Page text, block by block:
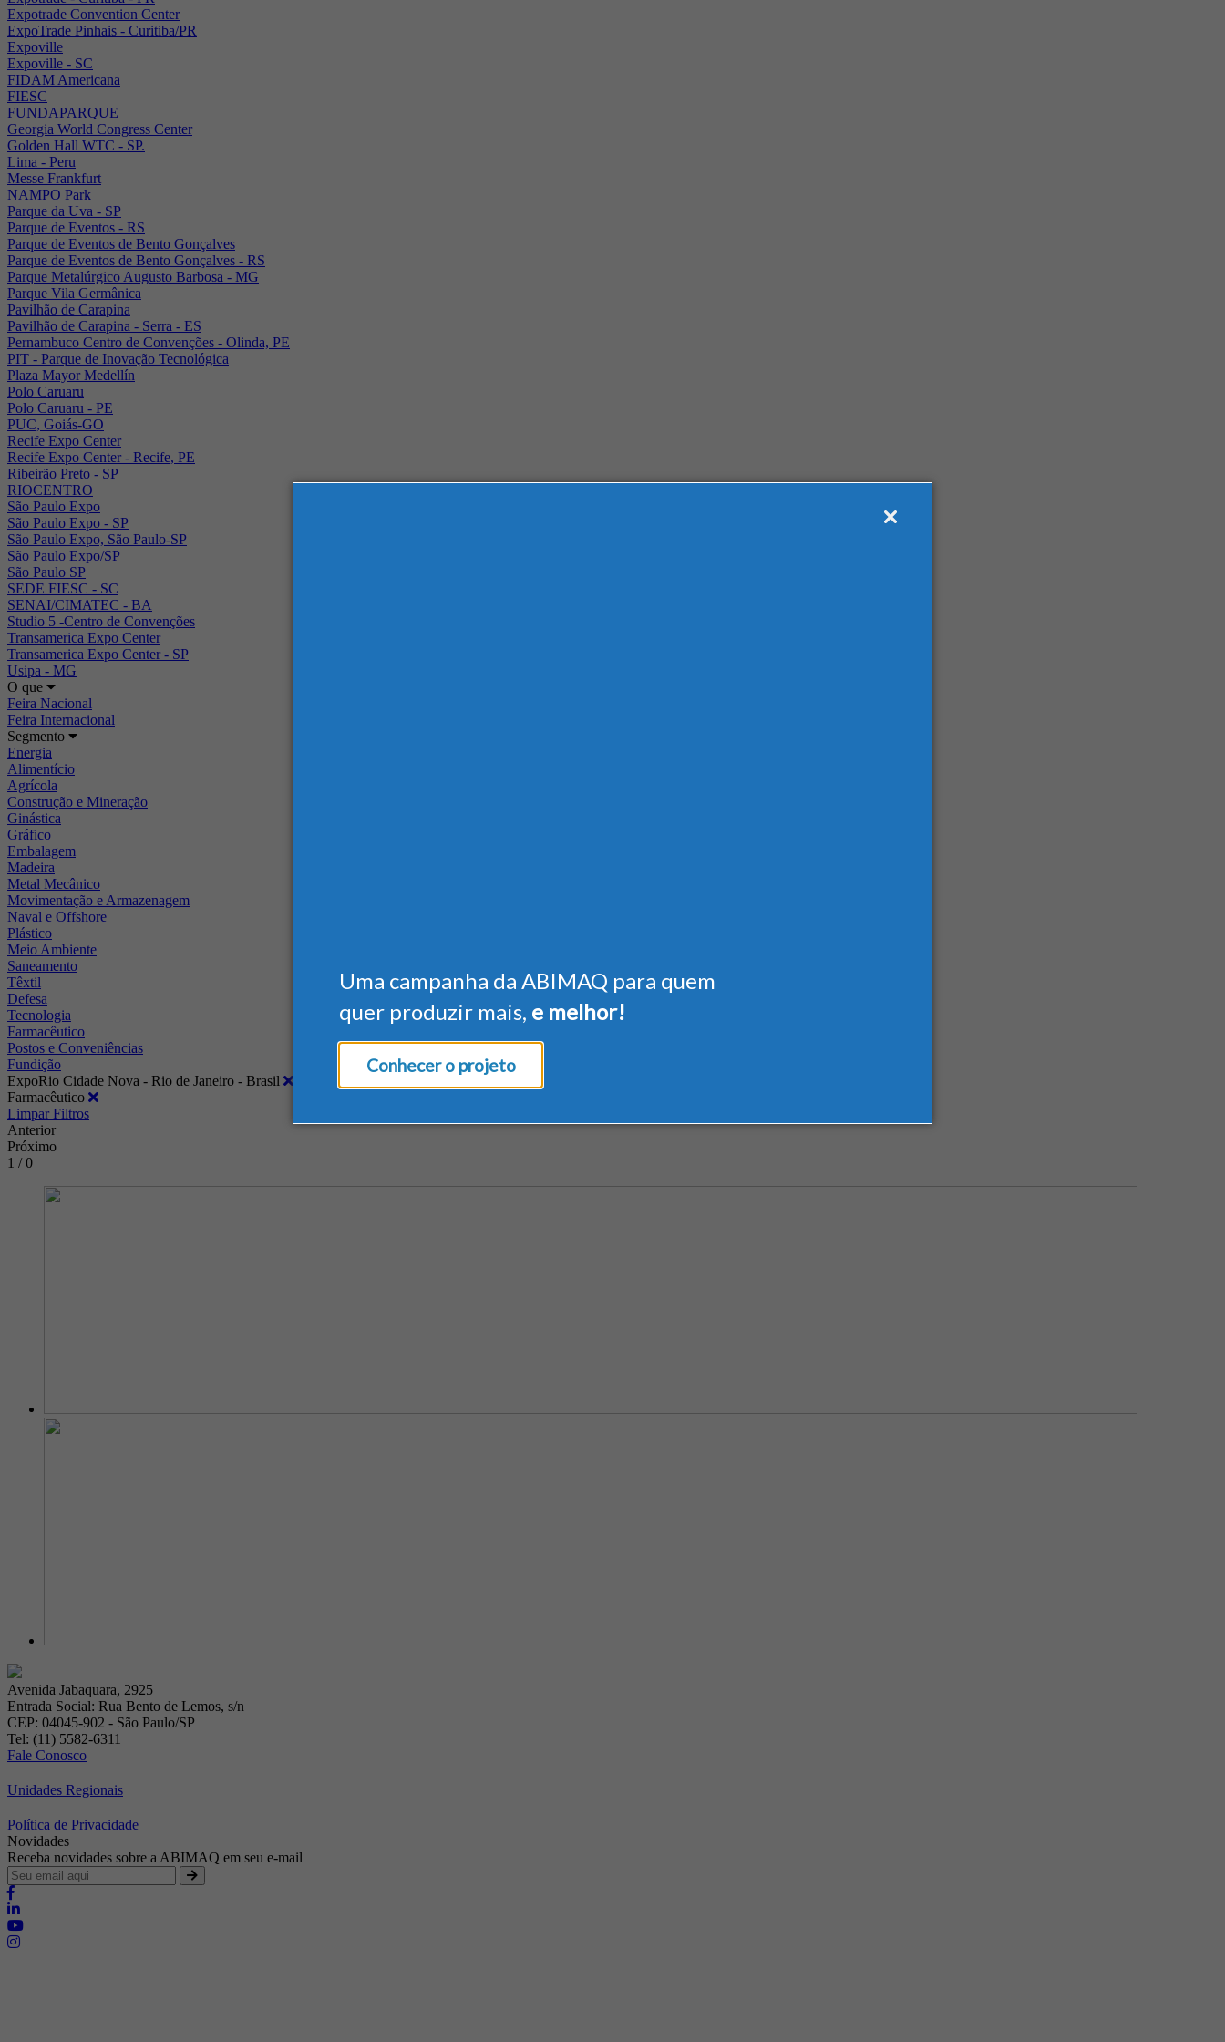
Uma campanha da ABIMAQ para quem
quer produzir mais, e melhor!
Conhecer o projeto
Expotrade Convention Center
ExpoTrade Pinhais - Curitiba/PR
Expoville
Expoville - SC
FIDAM Americana
FIESC
FUNDAPARQUE
Georgia World Congress Center
Golden Hall WTC - SP.
Lima - Peru
Messe Frankfurt
NAMPO Park
Parque da Uva - SP
Parque de Eventos - RS
Parque de Eventos de Bento Gonçalves
Parque de Eventos de Bento Gonçalves - RS
Parque Metalúrgico Augusto Barbosa - MG
Parque Vila Germânica
Pavilhão de Carapina
Pavilhão de Carapina - Serra - ES
Pernambuco Centro de Convenções - Olinda, PE
PIT - Parque de Inovação Tecnológica
Plaza Mayor Medellín
Polo Caruaru
Polo Caruaru - PE
PUC, Goiás-GO
Recife Expo Center
Recife Expo Center - Recife, PE
Ribeirão Preto - SP
RIOCENTRO
São Paulo Expo
São Paulo Expo - SP
São Paulo Expo, São Paulo-SP
São Paulo Expo/SP
São Paulo SP
SEDE FIESC - SC
SENAI/CIMATEC - BA
Studio 5 -Centro de Convenções
Transamerica Expo Center
Transamerica Expo Center - SP
Usipa - MG
O que
Feira Nacional
Feira Internacional
Segmento
Energia
Alimentício
Agrícola
Construção e Mineração
Ginástica
Gráfico
Embalagem
Madeira
Metal Mecânico
Movimentação e Armazenagem
Naval e Offshore
Plástico
Meio Ambiente
Saneamento
Têxtil
Defesa
Tecnologia
Farmacêutico
Postos e Conveniências
Fundição
ExpoRio Cidade Nova - Rio de Janeiro - Brasil
Farmacêutico
Limpar Filtros
Anterior
Próximo
1 / 0
Avenida Jabaquara, 2925
Entrada Social: Rua Bento de Lemos, s/n
CEP: 04045-902 - São Paulo/SP
Tel: (11) 5582-6311
Fale Conosco
Unidades Regionais
Política de Privacidade
Novidades
Receba novidades sobre a ABIMAQ em seu e-mail